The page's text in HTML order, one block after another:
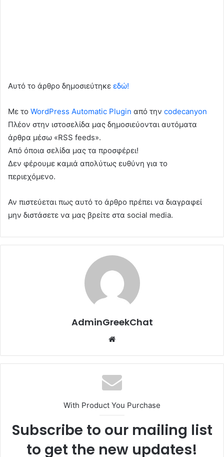
Αυτό το άρθρο δημοσιεύτηκε εδώ!
Με το WordPress Automatic Plugin από την codecanyon
Πλέον στην ιστοσελίδα μας δημοσιεύονται αυτόματα
άρθρα μέσω «RSS feeds».
Από όποια σελίδα μας τα προσφέρει!
Δεν φέρουμε καμιά απολύτως ευθύνη για το
περιεχόμενο.
Αν πιστεύεται πως αυτό το άρθρο πρέπει να διαγραφεί
μην διστάσετε να μας βρείτε στα social media.
AdminGreekChat
With Product You Purchase
Subscribe to our mailing list
to get the new updates!